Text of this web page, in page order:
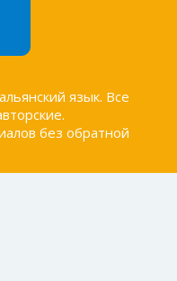
язык. Все
без обратной